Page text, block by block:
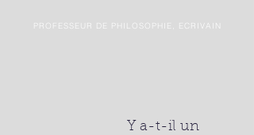
PROFESSEUR DE PHILOSOPHIE, ECRIVAIN
Y a-t-il un